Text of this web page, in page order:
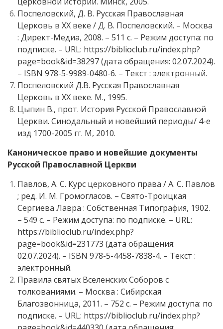
Поспеловский, Д. В. Русская Православная
Церковь в XX веке / Д. В. Поспеловский. – Москва
: Директ-Медиа, 2008. – 511 с. – Режим доступа: по
подписке. – URL: https://biblioclub.ru/index.php?
page=book&id=38297 (дата обращения: 02.07.2024).
– ISBN 978-5-9989-0480-6. – Текст : электронный.
Поспеловский Д.В. Русская Православная
Церковь в XX веке. М., 1995.
Цыпин В., прот. История Русской Православной
Церкви. Синодальный и новейший периоды/ 4-е
изд 1700-2005 гг. М, 2010.
Каноническое право и новейшие документы
Русской Православной Церкви
Павлов, А. С. Курс церковного права / А. С. Павлов
; ред. И. М. Громогласов. – Свято-Троицкая
Сергиева Лавра : Собственная Типография, 1902.
– 549 с. – Режим доступа: по подписке. – URL:
https://biblioclub.ru/index.php?
page=book&id=231773 (дата обращения:
02.07.2024). – ISBN 978-5-4458-7838-4. – Текст :
электронный.
Правила святых Вселенских Соборов с
толкованиями. – Москва : Сибирская
Благозвонница, 2011. – 752 с. – Режим доступа: по
подписке. – URL: https://biblioclub.ru/index.php?